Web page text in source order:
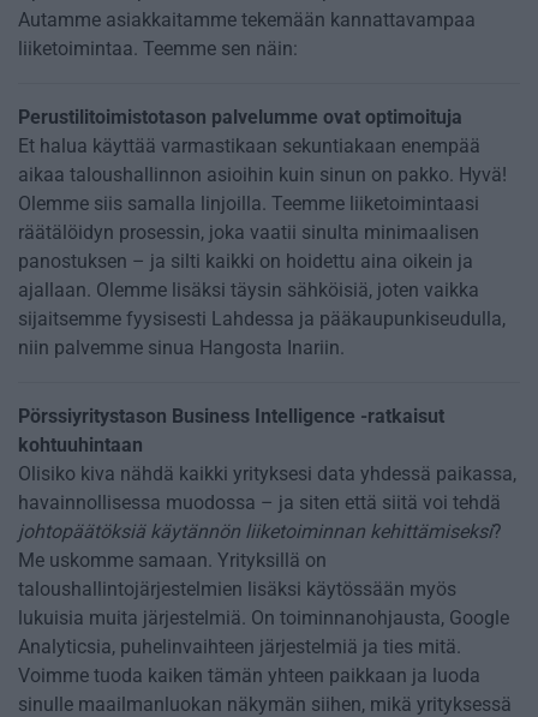
Autamme asiakkaitamme tekemään kannattavampaa
liiketoimintaa. Teemme sen näin:
Perustilitoimistotason palvelumme ovat optimoituja
Et halua käyttää varmastikaan sekuntiakaan enempää
aikaa taloushallinnon asioihin kuin sinun on pakko. Hyvä!
Olemme siis samalla linjoilla. Teemme liiketoimintaasi
räätälöidyn prosessin, joka vaatii sinulta minimaalisen
panostuksen – ja silti kaikki on hoidettu aina oikein ja
ajallaan. Olemme lisäksi täysin sähköisiä, joten vaikka
sijaitsemme fyysisesti Lahdessa ja pääkaupunkiseudulla,
niin palvemme sinua Hangosta Inariin.
Pörssiyritystason Business Intelligence -ratkaisut
kohtuuhintaan
Olisiko kiva nähdä kaikki yrityksesi data yhdessä paikassa,
havainnollisessa muodossa – ja siten että siitä voi tehdä
johtopäätöksiä käytännön liiketoiminnan kehittämiseksi?
Me uskomme samaan. Yrityksillä on
taloushallintojärjestelmien lisäksi käytössään myös
lukuisia muita järjestelmiä. On toiminnanohjausta, Google
Analyticsia, puhelinvaihteen järjestelmiä ja ties mitä.
Voimme tuoda kaiken tämän yhteen paikkaan ja luoda
sinulle maailmanluokan näkymän siihen, mikä yrityksessä